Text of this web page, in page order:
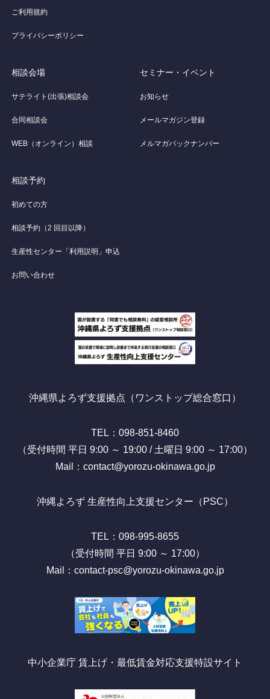
ご利用規約
プライバシーポリシー
相談会場
サテライト(出張)相談会
合同相談会
WEB（オンライン）相談
セミナー・イベント
お知らせ
メールマガジン登録
メルマガバックナンバー
相談予約
初めての方
相談予約（2 回目以降）
生産性センター「利用説明」申込
お問い合わせ
沖縄県よろず支援拠点（ワンストップ総合窓口）
TEL：098-851-8460
（受付時間 平日 9:00 ～ 19:00 / 土曜日 9:00 ～ 17:00）
Mail：contact@yorozu-okinawa.go.jp
沖縄よろず 生産性向上支援センター（PSC）
TEL：098-995-8655
（受付時間 平日 9:00 ～ 17:00）
Mail：contact-psc@yorozu-okinawa.go.jp
中小企業庁 賃上げ・最低賃金対応支援特設サイト